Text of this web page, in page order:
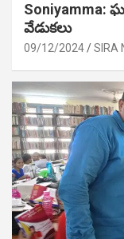
వేడుక‌లు
09/12/2024 SIRA